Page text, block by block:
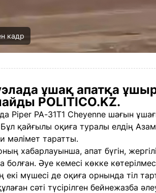
кадр
ұшақ апатқа
POLITICO.KZ.
Piper PA-31T1 Cheyenne шағын
қайғылы оқиға туралы елдің
мәлімет таратты.
хабарлауынша, апат бүгін,
болған. Әуе кемесі көкке
мүшесі де оқиға орнында тіл
сәті түсірілген бейнежазба